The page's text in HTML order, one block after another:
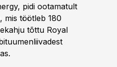
pidi ootamatult
mis töötleb 180
tõttu Royal